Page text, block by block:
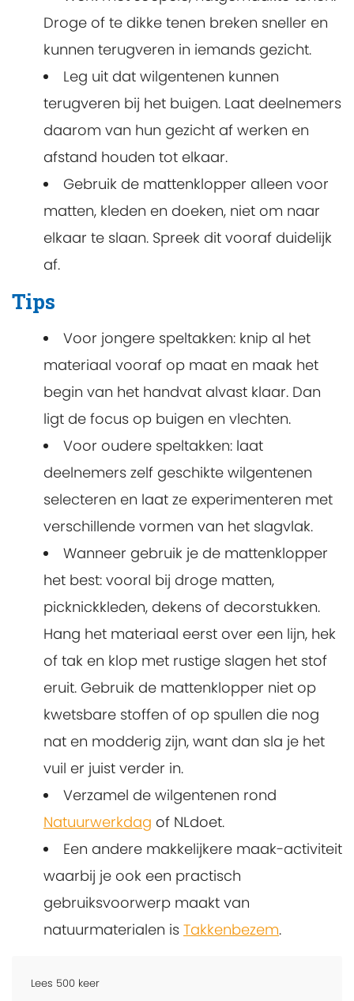
Droge of te dikke tenen breken sneller en
kunnen terugveren in iemands gezicht.
Leg uit dat wilgentenen kunnen
terugveren bij het buigen. Laat deelnemers
daarom van hun gezicht af werken en
afstand houden tot elkaar.
Gebruik de mattenklopper alleen voor
matten, kleden en doeken, niet om naar
elkaar te slaan. Spreek dit vooraf duidelijk
af.
Tips
Voor jongere speltakken: knip al het
materiaal vooraf op maat en maak het
begin van het handvat alvast klaar. Dan
ligt de focus op buigen en vlechten.
Voor oudere speltakken: laat
deelnemers zelf geschikte wilgentenen
selecteren en laat ze experimenteren met
verschillende vormen van het slagvlak.
Wanneer gebruik je de mattenklopper
het best: vooral bij droge matten,
picknickkleden, dekens of decorstukken.
Hang het materiaal eerst over een lijn, hek
of tak en klop met rustige slagen het stof
eruit. Gebruik de mattenklopper niet op
kwetsbare stoffen of op spullen die nog
nat en modderig zijn, want dan sla je het
vuil er juist verder in.
Verzamel de wilgentenen rond
Natuurwerkdag of NLdoet.
Een andere makkelijkere maak-activiteit
waarbij je ook een practisch
gebruiksvoorwerp maakt van
natuurmaterialen is Takkenbezem.
Lees 500 keer